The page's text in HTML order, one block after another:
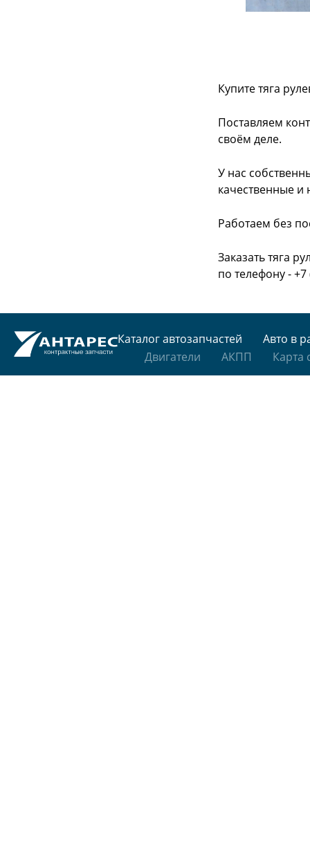
Купите тяга
Поставляем
своём деле.
У нас
качественные и
Работаем без
Заказать тяга
по телефону -
Каталог автозапчастей
Авто в
Двигатели
АКПП Карта